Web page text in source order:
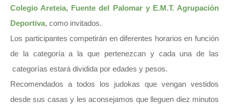
Colegio Areteia, Fuente del Palomar y E.M.T. Agrupación
Deportiva, como invitados.
Los participantes competirán en diferentes horarios en función
de la categoría a la que pertenezcan y cada una de las
categorías estará dividida por edades y pesos.
Recomendados a todos los judokas que vengan vestidos
desde sus casas y les aconsejamos que lleguen diez minutos